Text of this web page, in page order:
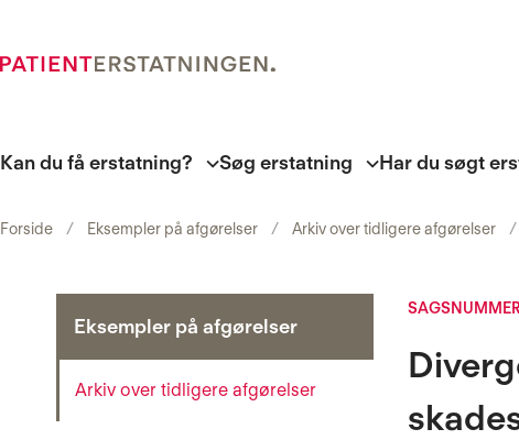
Kan du få erstatning? Søg erstatning Har du søgt
Forside Eksempler på afgørelser Arkiv over tidligere afgørelser
Eksempler på afgørelser
Arkiv over tidligere afgørelser